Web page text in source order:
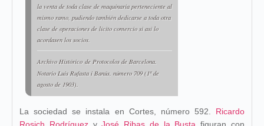
la venta de toda clase de maquinaria perteneciente al
mismo ramo, pudiendo también dedicarse a toda otra
clase de operaciones de lícito comercio si así lo
acordasen los socios.
Archivo Histórico de Protocolos de Barcelona.
Notario Luis Rufasta i Banús, número 709 (1º de
agosto de 1903).
La sociedad se instala en Cortes, número 592. Ricardo